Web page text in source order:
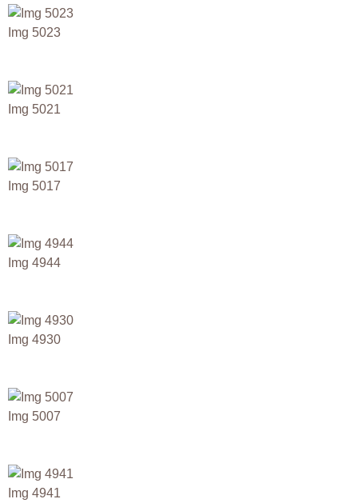
Img 5023
Img 5021
Img 5017
Img 4944
Img 4930
Img 5007
Img 4941